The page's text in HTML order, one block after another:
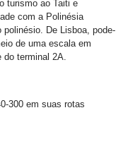
turismo ao Taiti e
com a Polinésia
De Lisboa, pode-
de uma escala em
terminal 2A.
300 em suas rotas